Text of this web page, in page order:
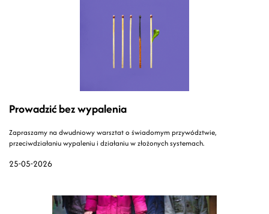
25-05-2026
Prowadzić bez wypalenia
Zapraszamy na dwudniowy warsztat o świadomym przywództwie,
przeciwdziałaniu wypaleniu i działaniu w złożonych systemach.